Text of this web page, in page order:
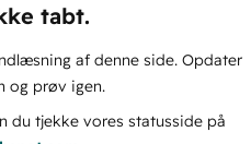
tabt.
af denne side. Opdater
og prøv igen.
du tjekke vores statusside på